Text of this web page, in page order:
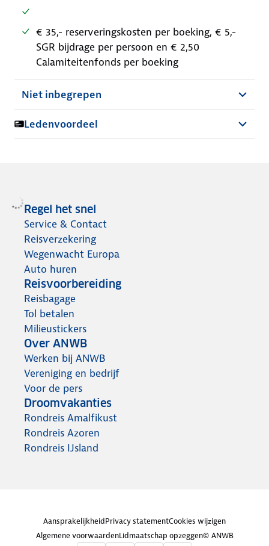
€ 35,- reserveringskosten per boeking, € 5,-
SGR bijdrage per persoon en € 2,50
Calamiteitenfonds per boeking
Niet inbegrepen
Ledenvoordeel
Regel het snel
Service & Contact
Reisverzekering
Wegenwacht Europa
Auto huren
Reisvoorbereiding
Reisbagage
Tol betalen
Milieustickers
Over ANWB
Werken bij ANWB
Vereniging en bedrijf
Voor de pers
Droomvakanties
Rondreis Amalfikust
Rondreis Azoren
Rondreis IJsland
AansprakelijkheidPrivacy statementCookies wijzigen
Algemene voorwaardenLidmaatschap opzeggen© ANWB